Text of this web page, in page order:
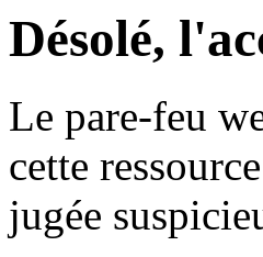
Désolé,
Le pare-feu
cette
jugée